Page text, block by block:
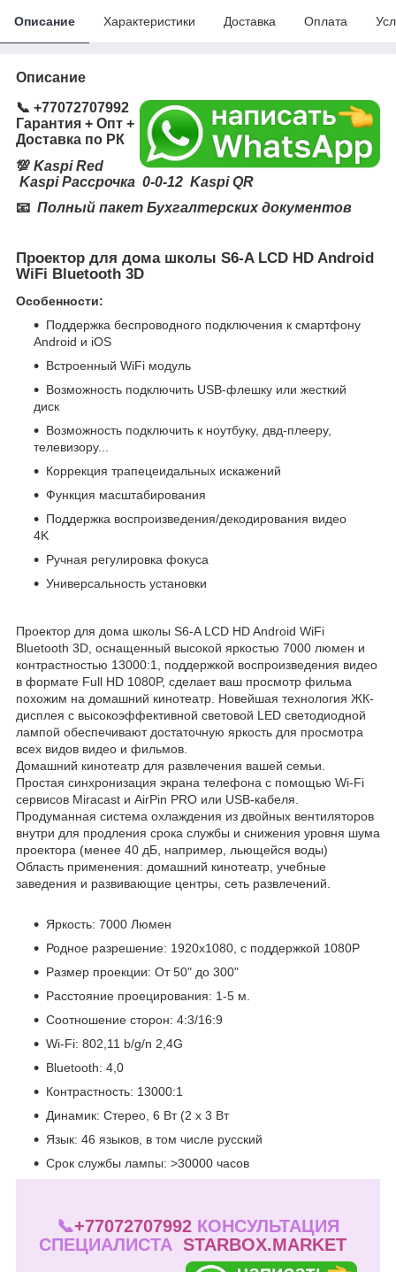
Описание Характеристики Доставка Оплата
Описание
📞 +77072707992
Гарантия + Опт +
Доставка по РК
💯 Kaspi Red
Kaspi Рассрочка 0-0-12 Kaspi QR
📧 Полный пакет Бухгалтерских документов
Проектор для дома школы S6-A LCD HD Android
WiFi Bluetooth 3D
Особенности:
Поддержка беспроводного подключения к смартфону
Android и iOS
Встроенный WiFi модуль
Возможность подключить USB-флешку или жесткий
диск
Возможность подключить к ноутбуку, двд-плееру,
телевизору...
Коррекция трапецеидальных искажений
Функция масштабирования
Поддержка воспроизведения/декодирования видео
4K
Ручная регулировка фокуса
Универсальность установки
Проектор для дома школы S6-A LCD HD Android WiFi
Bluetooth 3D, оснащенный высокой яркостью 7000 люмен и
контрастностью 13000:1, поддержкой воспроизведения видео
в формате Full HD 1080P, сделает ваш просмотр фильма
похожим на домашний кинотеатр. Новейшая технология ЖК-
дисплея с высокоэффективной световой LED светодиодной
лампой обеспечивают достаточную яркость для просмотра
всех видов видео и фильмов.
Домашний кинотеатр для развлечения вашей семьи.
Простая синхронизация экрана телефона с помощью Wi-Fi
сервисов Miracast и AirPin PRO или USB-кабеля.
Продуманная система охлаждения из двойных вентиляторов
внутри для продления срока службы и снижения уровня шума
проектора (менее 40 дБ, например, льющейся воды)
Область применения: домашний кинотеатр, учебные
заведения и развивающие центры, сеть развлечений.
Яркость: 7000 Люмен
Родное разрешение: 1920x1080, с поддержкой 1080P
Размер проекции: От 50" до 300"
Расстояние проецирования: 1-5 м.
Соотношение сторон: 4:3/16:9
Wi-Fi: 802,11 b/g/n 2,4G
Bluetooth: 4,0
Контрастность: 13000:1
Динамик: Стерео, 6 Вт (2 x 3 Вт
Язык: 46 языков, в том числе русский
Срок службы лампы: >30000 часов
📞+77072707992 КОНСУЛЬТАЦИЯ
СПЕЦИАЛИСТА STARBOX.MARKET